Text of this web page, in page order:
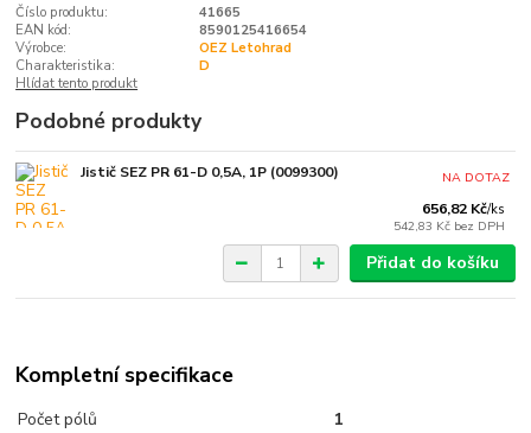
Číslo produktu:
41665
EAN kód:
8590125416654
Výrobce:
OEZ Letohrad
Charakteristika:
D
Hlídat tento produkt
Podobné produkty
Jistič SEZ PR 61-D 0,5A, 1P (0099300)
656,82 Kč/ks
542,83 Kč bez DPH
NA DOTAZ
Přidat do košíku
Kompletní specifikace
Počet pólů
1